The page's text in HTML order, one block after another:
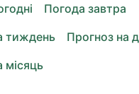
Погода завтра
тиждень
Прогноз на
місяць